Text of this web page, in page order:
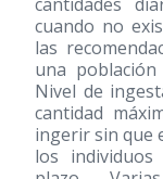
cuando no
las
una
Nivel de
cantidad
ingerir sin que
los